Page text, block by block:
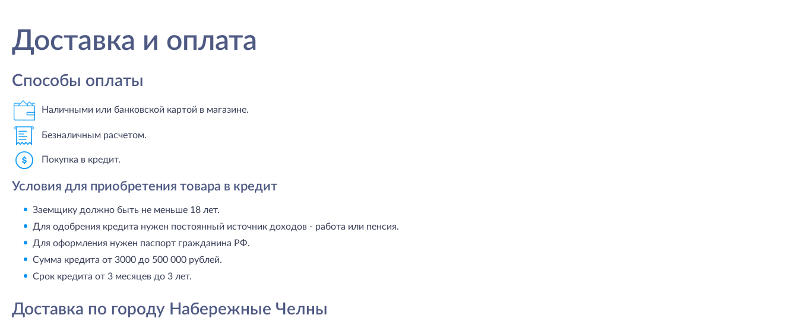
Доставка и оплата
Способы оплаты
Наличными или банковской картой в магазине.
Безналичным расчетом.
Покупка в кредит.
Условия для приобретения товара в кредит
Заемщику должно быть не меньше 18 лет.
Для одобрения кредита нужен постоянный источник доходов - работа или пенсия.
Для оформления нужен паспорт гражданина РФ.
Сумма кредита от 3000 до 500 000 рублей.
Срок кредита от 3 месяцев до 3 лет.
Доставка по городу Набережные Челны